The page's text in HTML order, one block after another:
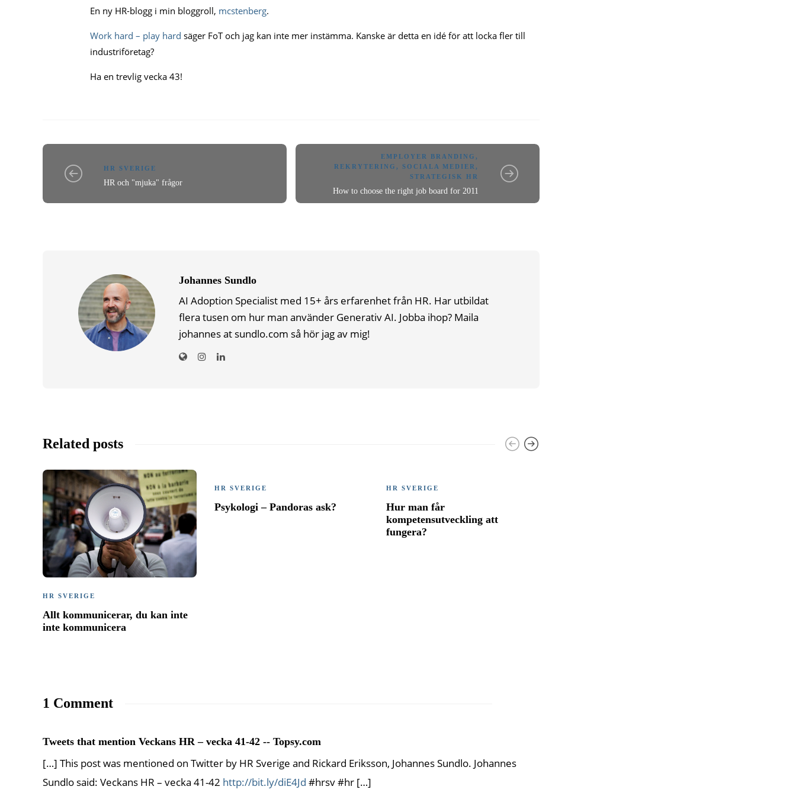
En ny HR-blogg i min bloggroll, mcstenberg.
Work hard – play hard säger FoT och jag kan inte mer instämma. Kanske är detta en idé för att locka fler till
industriföretag?
Ha en trevlig vecka 43!
HR SVERIGE
HR och "mjuka" frågor
EMPLOYER BRANDING,
REKRYTERING,SOCIALA MEDIER,
STRATEGISK HR
How to choose the right job board for 2011
Johannes Sundlo
AI Adoption Specialist med 15+ års erfarenhet från HR. Har utbildat
flera tusen om hur man använder Generativ AI. Jobba ihop? Maila
johannes at sundlo.com så hör jag av mig!
Related posts
HR SVERIGE
Allt kommunicerar, du kan inte
inte kommunicera
HR SVERIGE
Psykologi – Pandoras ask?
HR SVERIGE
Hur man får
kompetensutveckling att
fungera?
1 Comment
Tweets that mention Veckans HR – vecka 41-42 -- Topsy.com
[…] This post was mentioned on Twitter by HR Sverige and Rickard Eriksson, Johannes Sundlo. Johannes
Sundlo said: Veckans HR – vecka 41-42 http://bit.ly/diE4Jd #hrsv #hr […]